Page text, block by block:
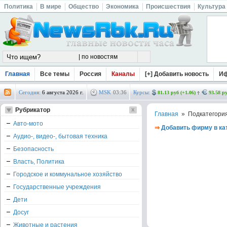
Политика В мире Общество Экономика Происшествия Культура
Главная Все темы Россия Каналы [+] Добавить новость
Сегодня: 6 августа 2026 г. MSK 03:36 Курсы: 81.13 руб (+1.06) 93.58
Главная »
⇒ Добавить фирму в
Рубрикатор
Авто-мото
Аудио-, видео-, бытовая техника
Безопасность
Власть, Политика
Городское и коммунальное хозяйство
Государственные учреждения
Дети
Досуг
Животные и растения